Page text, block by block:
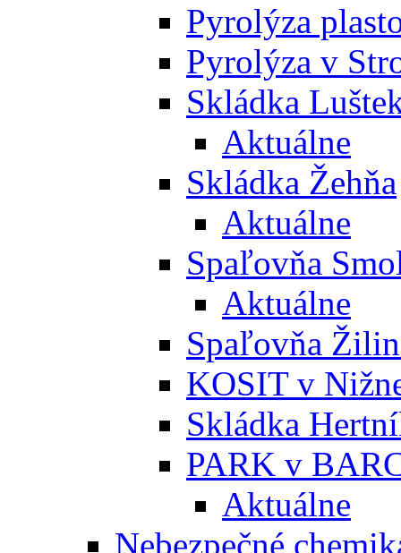
Pyrolýza
Pyrolýza v
Skládka
Aktuálne
Skládka Žehňa
Aktuálne
Spaľovňa
Aktuálne
Spaľovňa
KOSIT v
Skládka
PARK v
Aktuálne
Nebezpečné